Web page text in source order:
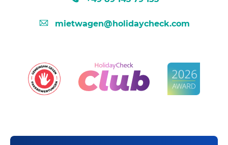
mietwagen@holidaycheck.com